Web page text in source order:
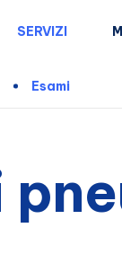
SERVIZI
Esami